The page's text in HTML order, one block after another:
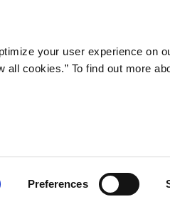
your user experience on
all cookies.” To find out more
Preferences